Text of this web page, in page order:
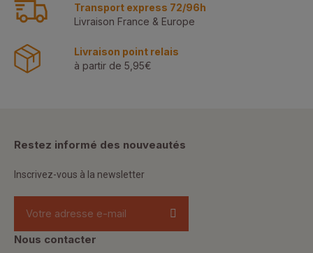
Transport express 72/96h
Livraison France & Europe
Livraison point relais
à partir de 5,95€
Restez informé des nouveautés
Inscrivez-vous à la newsletter
Nous contacter